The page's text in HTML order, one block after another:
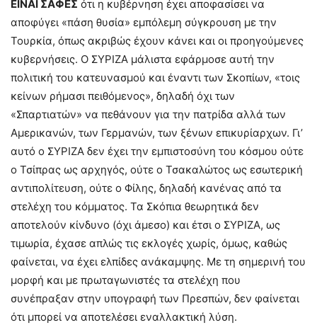
ΕΙΝΑΙ ΣΑΦΕΣ ότι η κυβέρνηση έχει αποφασίσει να
αποφύγει «πάση θυσία» εμπόλεμη σύγκρουση με την
Τουρκία, όπως ακριβώς έχουν κάνει και οι προηγούμενες
κυβερνήσεις. Ο ΣΥΡΙΖΑ μάλιστα εφάρμοσε αυτή την
πολιτική του κατευνασμού και έναντι των Σκοπίων, «τοις
κείνων ρήμασι πειθόμενος», δηλαδή όχι των
«Σπαρτιατών» να πεθάνουν για την πατρίδα αλλά των
Αμερικανών, των Γερμανών, των ξένων επικυρίαρχων. Γι’
αυτό ο ΣΥΡΙΖΑ δεν έχει την εμπιστοσύνη του κόσμου ούτε
ο Τσίπρας ως αρχηγός, ούτε ο Τσακαλώτος ως εσωτερική
αντιπολίτευση, ούτε ο Φίλης, δηλαδή κανένας από τα
στελέχη του κόμματος. Τα Σκόπια θεωρητικά δεν
αποτελούν κίνδυνο (όχι άμεσο) και έτσι ο ΣΥΡΙΖΑ, ως
τιμωρία, έχασε απλώς τις εκλογές χωρίς, όμως, καθώς
φαίνεται, να έχει ελπίδες ανάκαμψης. Με τη σημερινή του
μορφή και με πρωταγωνιστές τα στελέχη που
συνέπραξαν στην υπογραφή των Πρεσπών, δεν φαίνεται
ότι μπορεί να αποτελέσει εναλλακτική λύση.